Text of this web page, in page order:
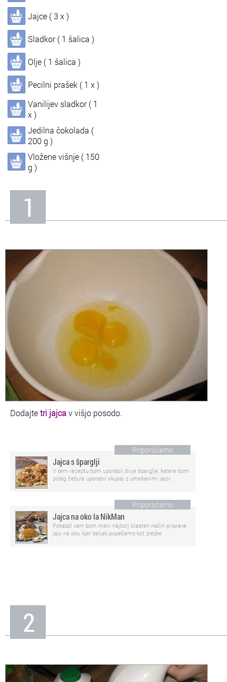
In Informacije o nas
Jajce ( 3 x )
Sladkor ( 1 šalica )
Olje ( 1 šalica )
Pecilni prašek ( 1 x )
Vanilijev sladkor ( 1
x )
Jedilna čokolada (
200 g )
Vložene višnje ( 150
g )
1
Dodajtetri jajca v višjo posodo.
Priporočamo
Jajca s šparglji
V tem receptu bom uporabil divje šparglje, katere bom
poleg čebule uporabil skupaj z umešanimi jajci.
Priporočamo
Jajca na oko la NikMan
Pokazal vam bom meni najbolj slasten način priprave
jajc na oko, kjer beljak popečemo kot zrezke.
2